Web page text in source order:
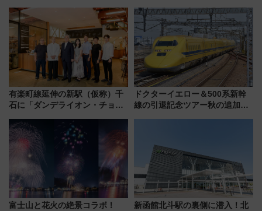
屋カフェで非日常を！週末観光
に最適な小浜の歩き方
開発、バスタ新潟構想まで徹底
解説！
有楽町線延伸の新駅（仮称）千
石に「ダンデライオン・チョコ
1億円出資で挑む新時代のまちづ
くりとは？
ドクターイエロー＆500系新幹
線の引退記念ツアー秋の追加企
富士山と花火の絶景コラボ！
新函館北斗駅の裏側に潜入！北